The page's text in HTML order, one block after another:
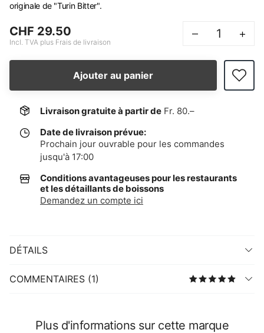
originale de "Turin Bitter".
CHF 29.50
Incl. TVA plus Frais de livraison
– +
Ajouter au panier
Livraison gratuite à partir de Fr. 80.–
Date de livraison prévue:
Prochain jour ouvrable pour les commandes
jusqu'à 17:00
Conditions avantageuses pour les restaurants
et les détaillants de boissons
Demandez un compte ici
DÉTAILS
COMMENTAIRES (1)
Plus d'informations sur cette marque